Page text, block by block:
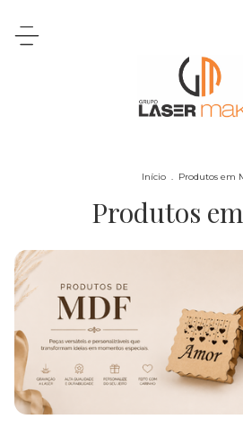
Início . Produtos em
Produtos